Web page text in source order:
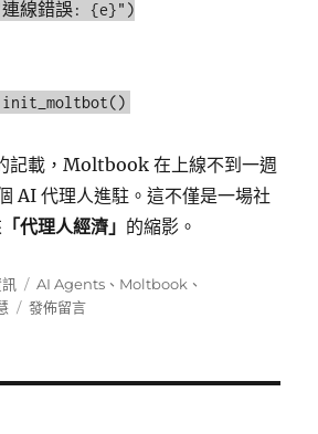
記載，Moltbook 在上線不到一週
AI 代理人進駐。這不僅是一場社
「代理人經濟」 的縮影。
標
籤
AI Agents 、 Moltbook 、
在
發佈留言